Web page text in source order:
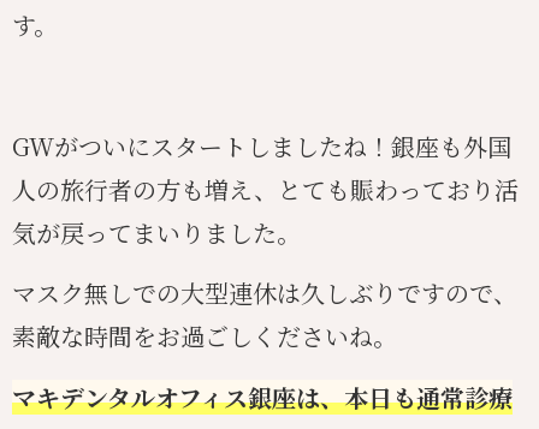
す。
GWがついにスタートしましたね！銀座も外国
人の旅行者の方も増え、とても賑わっており活
気が戻ってまいりました。
マスク無しでの大型連休は久しぶりですので、
素敵な時間をお過ごしくださいね。
マキデンタルオフィス銀座は、本日も通常診療